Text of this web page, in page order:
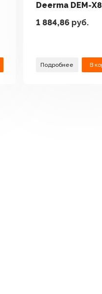
Deerma DEM-
1 884,86руб.
Подробнее В